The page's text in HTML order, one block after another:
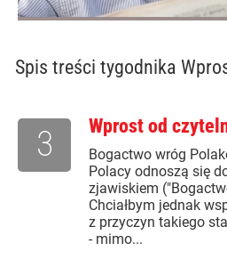
Spis treści tygodnika
Wprost od
Bogactwo wróg
Polacy odnoszą się
zjawiskiem
Chciałbym jednak
z przyczyn takiego
- mimo...
3